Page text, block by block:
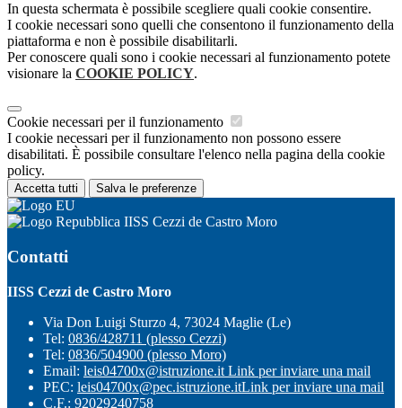
In questa schermata è possibile scegliere quali cookie consentire.
I cookie necessari sono quelli che consentono il funzionamento della
piattaforma e non è possibile disabilitarli.
Per conoscere quali sono i cookie necessari al funzionamento potete
visionare la COOKIE POLICY.
Cookie necessari per il funzionamento
I cookie necessari per il funzionamento non possono essere
disabilitati. È possibile consultare l'elenco nella pagina della cookie
policy.
Accetta tutti Salva le preferenze
IISS Cezzi de Castro Moro
Contatti
IISS Cezzi de Castro Moro
Via Don Luigi Sturzo 4, 73024 Maglie (Le)
Tel: 0836/428711 (plesso Cezzi)
Tel: 0836/504900 (plesso Moro)
Email: leis04700x@istruzione.it Link per inviare una mail
PEC: leis04700x@pec.istruzione.itLink per inviare una mail
C.F.: 92029240758